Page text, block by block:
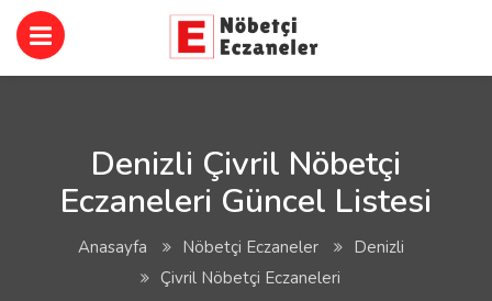
Denizli Çivril Nöbetçi
Eczaneleri Güncel Listesi
Anasayfa Nöbetçi Eczaneler
Denizli
Çivril Nöbetçi Eczaneleri